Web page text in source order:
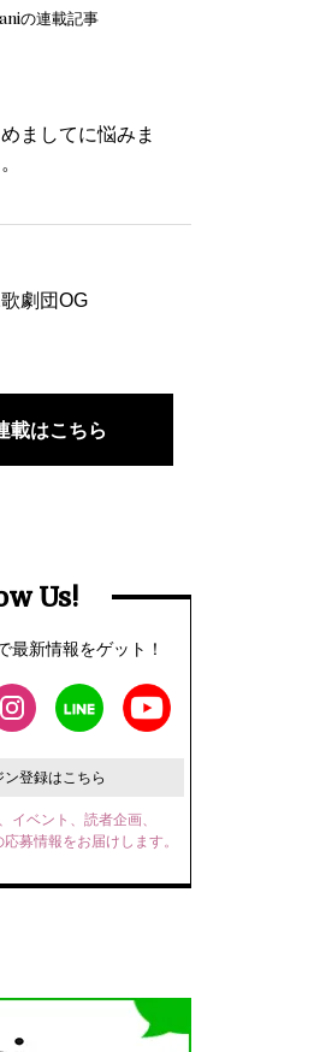
の連載記事
ましてに悩みま
劇団OG
載はこちら
Us!
最新情報をゲット！
ン登録はこちら
イベント、読者企画、
募情報をお届けします。